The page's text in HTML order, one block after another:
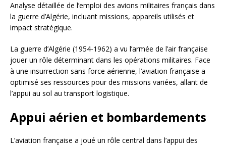
Analyse détaillée de l’emploi des avions militaires français dans
la guerre d’Algérie, incluant missions, appareils utilisés et
impact stratégique.
La guerre d’Algérie (1954-1962) a vu l’armée de l’air française
jouer un rôle déterminant dans les opérations militaires. Face
à une insurrection sans force aérienne, l’aviation française a
optimisé ses ressources pour des missions variées, allant de
l’appui au sol au transport logistique.
Appui aérien et bombardements
L’aviation française a joué un rôle central dans l’appui des